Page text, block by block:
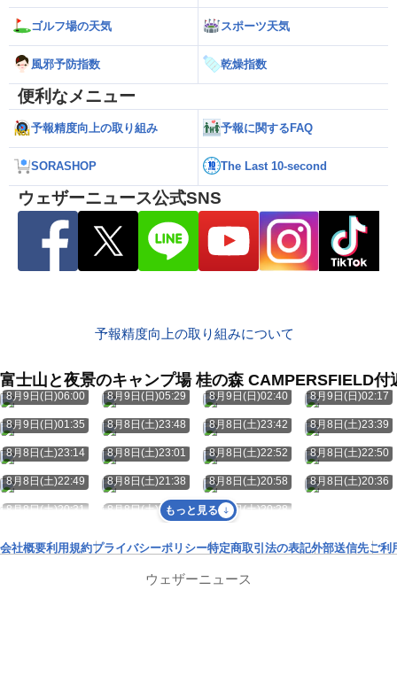
ゴルフ場の天気 スポーツ天気
風邪予防指数 乾燥指数
便利なメニュー
予報精度向上の取り組み 予報に関するFAQ
SORASHOP The Last 10-second
ウェザーニュース公式SNS
予報精度向上の取り組みについて
富士山と夜景のキャンプ場 桂の森 CAMPERSFIELD
8月9日(日)06:00 8月9日(日)05:29 8月9日(日)02:40 8月9日(日)02:17
8月9日(日)01:35 8月8日(土)23:48 8月8日(土)23:42 8月8日(土)23:39
8月8日(土)23:14 8月8日(土)23:01 8月8日(土)22:52 8月8日(土)22:50
8月8日(土)22:49 8月8日(土)21:38 8月8日(土)20:58 8月8日(土)20:36
8月8日(土)20:31 8月8日(土)20:30 8月8日(土)20:28
もっと見る
会社概要利用規約プライバシーポリシー特定商取引法の表記外部送信先ご利
ウェザーニュース